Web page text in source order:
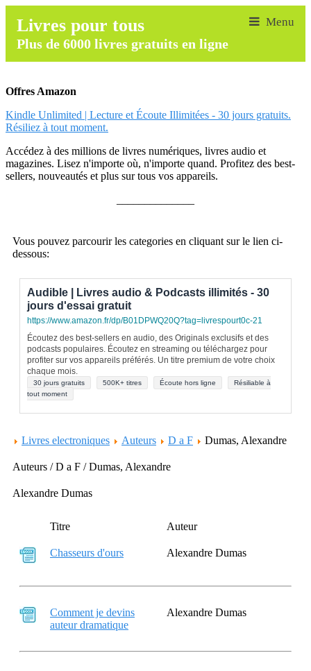
Livres pour tous
Plus de 6000 livres gratuits en ligne
Offres Amazon
Kindle Unlimited | Lecture et Écoute Illimitées - 30 jours gratuits.
Résiliez à tout moment.
Accédez à des millions de livres numériques, livres audio et
magazines. Lisez n'importe où, n'importe quand. Profitez des best-
sellers, nouveautés et plus sur tous vos appareils.
Vous pouvez parcourir les categories en cliquant sur le lien ci-
dessous:
Audible | Livres audio & Podcasts illimités - 30
jours d'essai gratuit
https://www.amazon.fr/dp/B01DPWQ20Q?tag=livrespourt0c-21
Écoutez des best-sellers en audio, des Originals exclusifs et des
podcasts populaires. Écoutez en streaming ou téléchargez pour
profiter sur vos appareils préférés. Un titre premium de votre choix
chaque mois.
30 jours gratuits 500K+ titres Écoute hors ligne
Résiliable à
tout moment
Livres electroniques Auteurs D a F Dumas, Alexandre
Auteurs / D a F / Dumas, Alexandre
Alexandre Dumas
Titre Auteur
Chasseurs d'ours Alexandre Dumas
Comment je devins
auteur dramatique
Alexandre Dumas